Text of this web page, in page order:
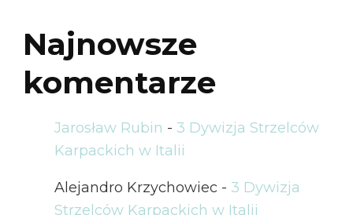
Najnowsze
komentarze
Jarosław Rubin - 3 Dywizja Strzelców
Karpackich w Italii
Alejandro Krzychowiec - 3 Dywizja
Strzelców Karpackich w Italii